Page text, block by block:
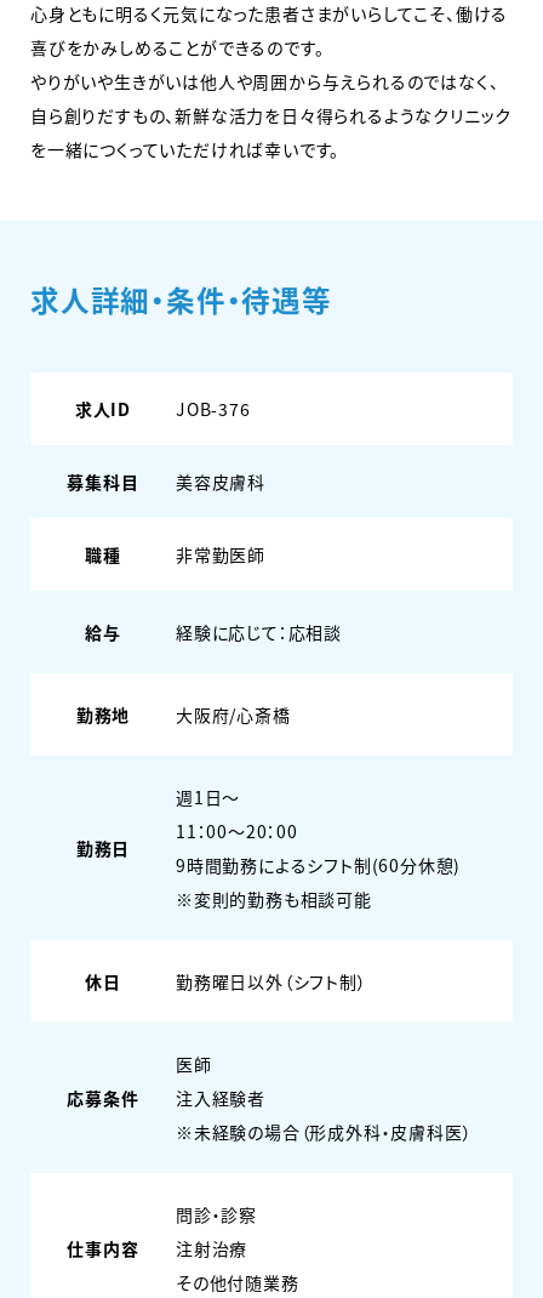
心身ともに明るく元気になった患者さまがいらしてこそ、働ける
喜びをかみしめることができるのです。
やりがいや生きがいは他人や周囲から与えられるのではなく、
自ら創りだすもの、新鮮な活力を日々得られるようなクリニック
を一緒につくっていただければ幸いです。
求人詳細・条件・待遇等
求人ID JOB-376
募集科目 美容皮膚科
職種 非常勤医師
給与 経験に応じて：応相談
勤務地 大阪府/心斎橋
勤務日
週1日〜
11：00～20：00
9時間勤務によるシフト制(60分休憩)
※変則的勤務も相談可能
休日 勤務曜日以外（シフト制）
応募条件
医師
注入経験者
※未経験の場合（形成外科・皮膚科医）
仕事内容
問診・診察
注射治療
その他付随業務